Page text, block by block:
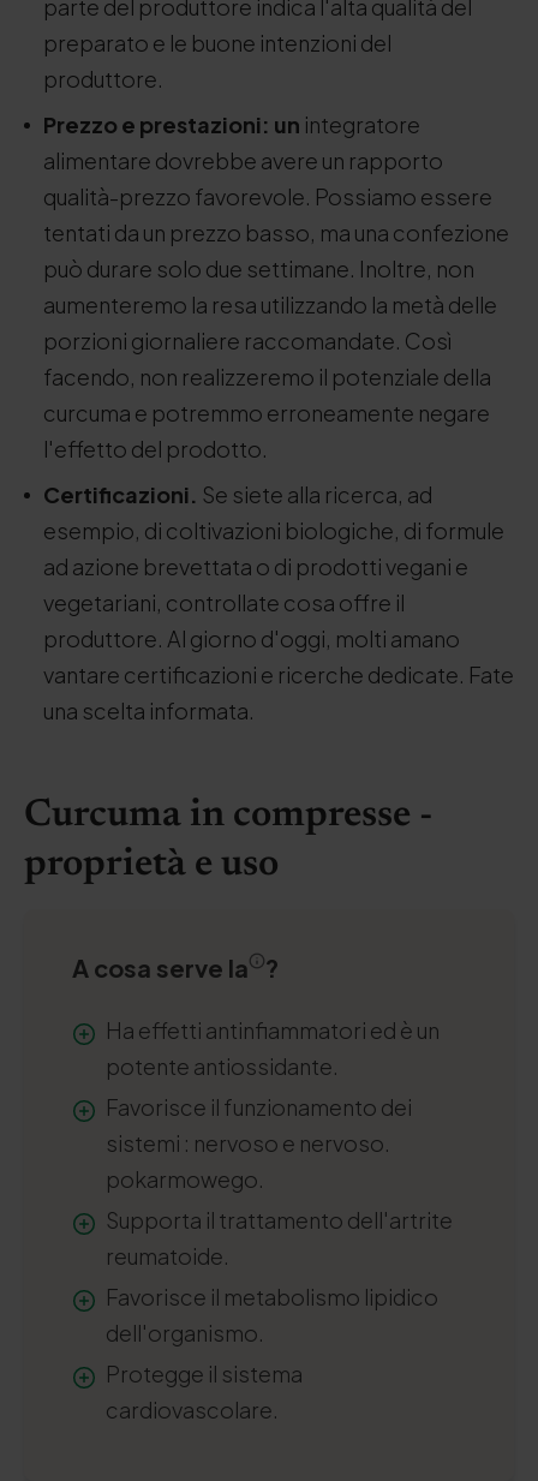
parte del produttore indica l'alta qualità del
preparato e le buone intenzioni del
produttore.
Prezzo e prestazioni: un integratore
alimentare dovrebbe avere un rapporto
qualità-prezzo favorevole. Possiamo essere
tentati da un prezzo basso, ma una confezione
può durare solo due settimane. Inoltre, non
aumenteremo la resa utilizzando la metà delle
porzioni giornaliere raccomandate. Così
facendo, non realizzeremo il potenziale della
curcuma e potremmo erroneamente negare
l'effetto del prodotto.
Certificazioni. Se siete alla ricerca, ad
esempio, di coltivazioni biologiche, di formule
ad azione brevettata o di prodotti vegani e
vegetariani, controllate cosa offre il
produttore. Al giorno d'oggi, molti amano
vantare certificazioni e ricerche dedicate. Fate
una scelta informata.
Curcuma in compresse -
proprietà e uso
A cosa serve la ?
Ha effetti antinfiammatori ed è un
potente antiossidante.
Favorisce il funzionamento dei
sistemi : nervoso e nervoso.
pokarmowego.
Supporta il trattamento dell'artrite
reumatoide.
Favorisce il metabolismo lipidico
dell'organismo.
Protegge il sistema
cardiovascolare.